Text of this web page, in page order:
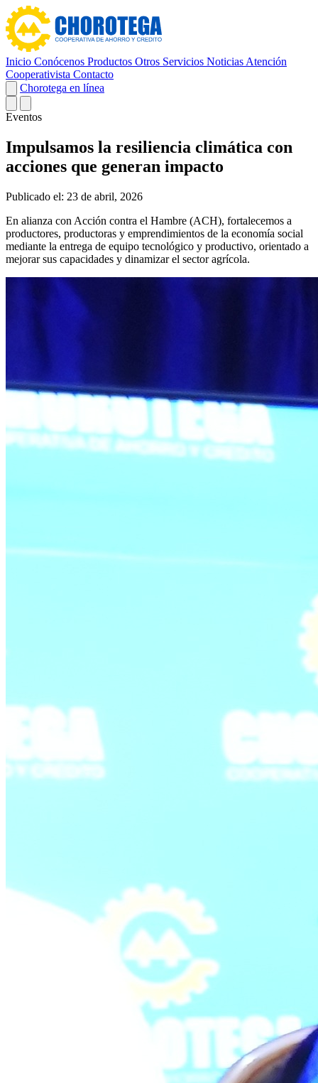
Inicio Conócenos Productos Otros Servicios Noticias Atención
Cooperativista Contacto
Chorotega en línea
Eventos
Impulsamos la resiliencia climática con
acciones que generan impacto
Publicado el: 23 de abril, 2026
En alianza con Acción contra el Hambre (ACH), fortalecemos a
productores, productoras y emprendimientos de la economía social
mediante la entrega de equipo tecnológico y productivo, orientado a
mejorar sus capacidades y dinamizar el sector agrícola.